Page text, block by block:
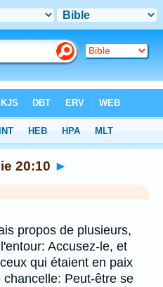
20:10 ►
propos de plusieurs,
Accusez-le, et
qui étaient en paix
Peut-être se